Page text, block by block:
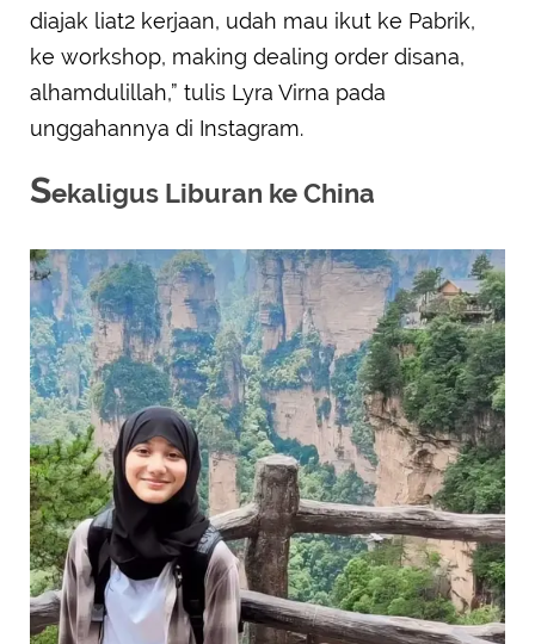
diajak liat2 kerjaan, udah mau ikut ke Pabrik,
ke workshop, making dealing order disana,
alhamdulillah,” tulis Lyra Virna pada
unggahannya di Instagram.
Sekaligus Liburan ke China